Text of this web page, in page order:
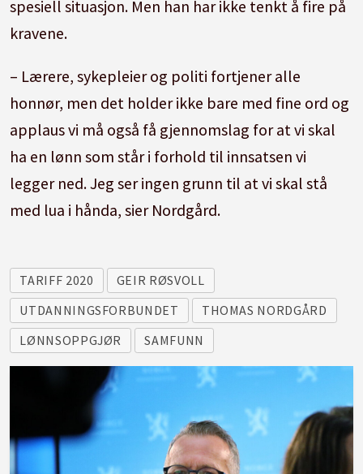
spesiell situasjon. Men han har ikke tenkt å fire på
kravene.
– Lærere, sykepleier og politi fortjener alle
honnør, men det holder ikke bare med fine ord og
applaus vi må også få gjennomslag for at vi skal
ha en lønn som står i forhold til innsatsen vi
legger ned. Jeg ser ingen grunn til at vi skal stå
med lua i hånda, sier Nordgård.
TARIFF 2020
GEIR RØSVOLL
UTDANNINGSFORBUNDET
THOMAS NORDGÅRD
LØNNSOPPGJØR
SAMFUNN